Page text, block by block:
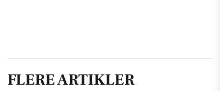
FLERE ARTIKLER